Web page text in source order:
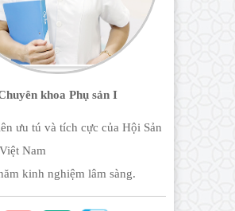
khoa Phụ sản I
ưu tú và tích cực của Hội Sản
Nam
kinh nghiệm lâm sàng.